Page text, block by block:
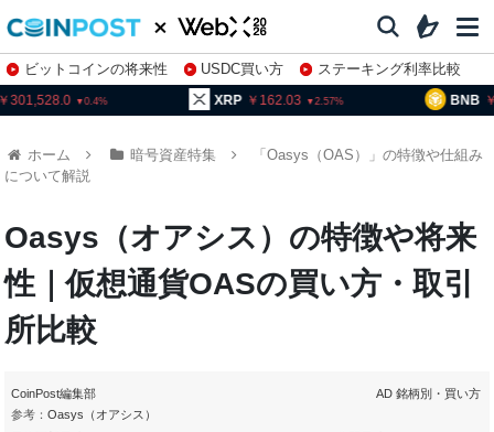
ビットコインの将来性 USDC買い方
ステーキング利率比較
株特集・関連銘柄
0.4 XRP 162.03 2.57 BNB
ホーム 暗号資産特集
「Oasys（OAS）」の特徴や仕組み
について解説
Oasys（オアシス）の特徴や将来
性｜仮想通貨OASの買い方・取引
所比較
CoinPost編集部
参考： Oasys（オアシス）
AD 銘柄別・買い方